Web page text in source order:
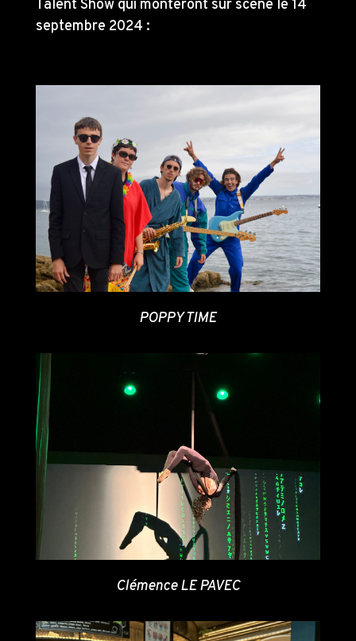
Talent Show qui monteront sur scène le 14
septembre 2024 :
POPPY TIME
Clémence LE PAVEC